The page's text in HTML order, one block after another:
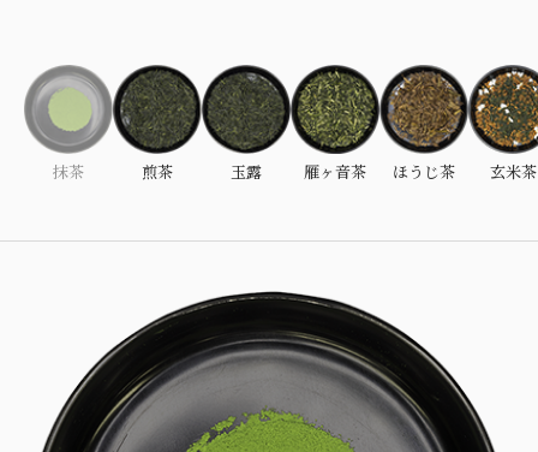
抹茶 煎茶 玉露 雁ヶ音茶 ほうじ茶 玄米茶